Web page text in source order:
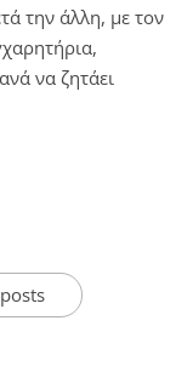
την άλλη, με τον
να ζητάει